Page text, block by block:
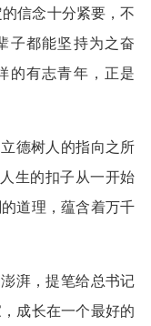
信念十分紧要，不
子都能坚持为之奋
的有志青年，正是
德树人的指向之所
生的扣子从一开始
道理，蕴含着万千
湃，提笔给总书记
成长在一个最好的